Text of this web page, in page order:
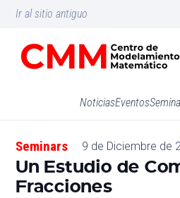
Ir al sitio antiguo
NoticiasEventos
Seminars 9 de Diciembre de
Un Estudio de
Fracciones